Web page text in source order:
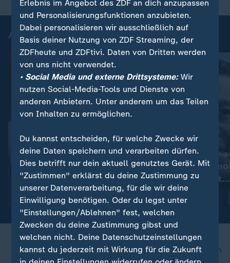
Aktuelle Videos
Europameisterschaft in Paris:
So unterstützen sich
Deutschlands Schwimm-
Stars
Exklusiv
US-Bundesstaat
Linker US-
Sayed gewinnt
Senatsvorwahl
nach oben
Erlebnis im Angebot des ZDF an dich anzupassen
und Personalisierungsfunktionen anzubieten.
Dabei personalisieren wir ausschließlich auf
Basis deiner Nutzung von ZDF Streaming, der
ZDFheute und ZDFtivi. Daten von Dritten werden
von uns nicht verwendet.
• Social Media und externe Drittsysteme:Wir
nutzen Social-Media-Tools und Dienste von
anderen Anbietern. Unter anderem um das Teilen
von Inhalten zu ermöglichen.
Du kannst entscheiden, für welche Zwecke wir
deine Daten speichern und verarbeiten dürfen.
Dies betrifft nur dein aktuell genutztes Gerät. Mit
"Zustimmen" erklärst du deine Zustimmung zu
unserer Datenverarbeitung, für die wir deine
Einwilligung benötigen. Oder du legst unter
"Einstellungen/Ablehnen" fest, welchen
Zwecken du deine Zustimmung gibst und
welchen nicht. Deine Datenschutzeinstellungen
kannst du jederzeit mit Wirkung für die Zukunft